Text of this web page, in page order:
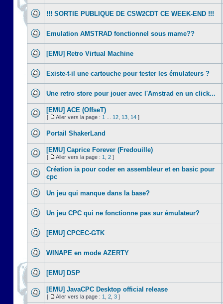
!!! SORTIE PUBLIQUE DE CSW2CDT CE WEEK-END !!!
Emulation AMSTRAD fonctionnel sous mame??
[EMU] Retro Virtual Machine
Existe-t-il une cartouche pour tester les émulateurs ?
Une retro store pour jouer avec l'Amstrad en un click...
[EMU] ACE (OffseT)
[ Aller vers la page : 1 12 13 14 ]
Portail ShakerLand
[EMU] Caprice Forever (Fredouille)
[ Aller vers la page : 1 2 ]
Création ia pour coder en assembleur et en basic pour
cpc
Un jeu qui manque dans la base?
Un jeu CPC qui ne fonctionne pas sur émulateur?
[EMU] CPCEC-GTK
WINAPE en mode AZERTY
[EMU] DSP
[EMU] JavaCPC Desktop official release
[ Aller vers la page : 1 2 3 ]